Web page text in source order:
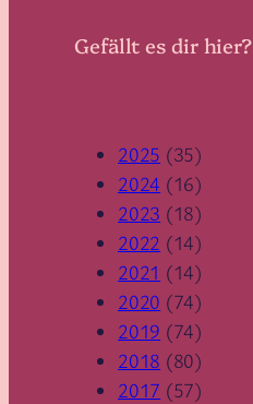
Gefällt es dir hier?
2025 (35)
2024 (16)
2023 (18)
2022 (14)
2021 (14)
2020 (74)
2019 (74)
2018 (80)
2017 (57)